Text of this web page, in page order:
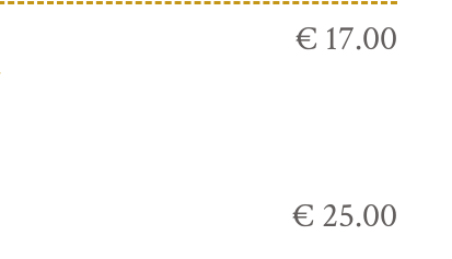
€ 17.00
€ 25.00